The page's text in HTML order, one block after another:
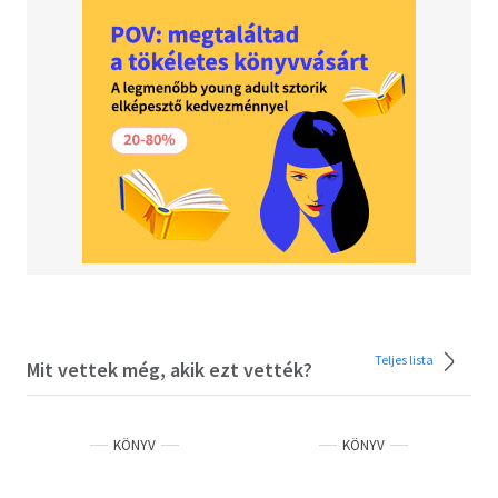
hogyan sikerült az utolsó repülőjáratok
egyikével elmenekülnie Afganisztánból.
Nemrég azonban visszatért szülőföldjére, a
kötetében pedig arra kér mindenkit, hogy
akinek van hangja, szólaljon meg.
Mit vettek még, akik ezt vették? Teljes lista
KÖNYV KÖNYV